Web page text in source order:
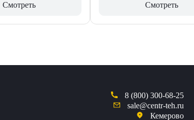
Смотреть Смотреть
8 (800) 300-68-25
sale@centr-teh.ru
Кемерово